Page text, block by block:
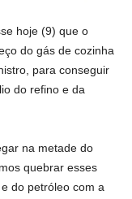
hoje (9) que o
do gás de cozinha
para conseguir
do refino e da
na metade do
quebrar esses
do petróleo com a